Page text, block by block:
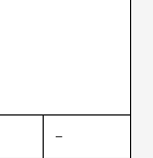
–